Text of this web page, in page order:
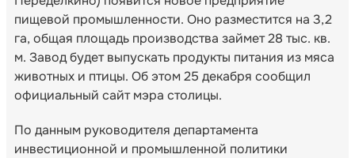
пищевой промышленности. Оно разместится на 3,2
га, общая площадь производства займет 28 тыс. кв.
м. Завод будет выпускать продукты питания из мяса
животных и птицы. Об этом 25 декабря сообщил
официальный сайт мэра столицы.
По данным руководителя департамента
инвестиционной и промышленной политики